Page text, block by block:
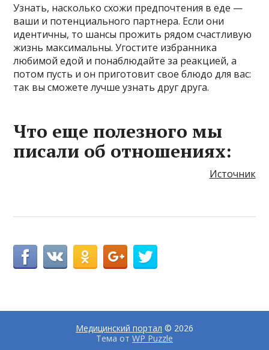
Узнать, насколько схожи предпочтения в еде —
ваши и потенциального партнера. Если они
идентичны, то шансы прожить рядом счастливую
жизнь максимальны. Угостите избранника
любимой едой и понаблюдайте за реакцией, а
потом пусть и он приготовит свое блюдо для вас:
так вы сможете лучше узнать друг друга.
Что еще полезного мы
писали об отношениях:
Источник
Медицинский портал © 2026
Тема от WP Puzzle